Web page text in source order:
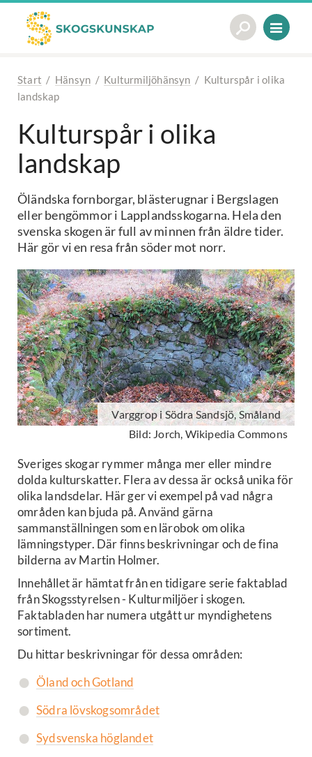
Start / Hänsyn / Kulturmiljöhänsyn / Kulturspår i olika
landskap
Kulturspår i olika
landskap
Öländska fornborgar, blästerugnar i Bergslagen
eller bengömmor i Lapplandsskogarna. Hela den
svenska skogen är full av minnen från äldre tider.
Här gör vi en resa från söder mot norr.
Varggrop i Södra Sandsjö, Småland
Bild: Jorch, Wikipedia Commons
Sveriges skogar rymmer många mer eller mindre
dolda kulturskatter. Flera av dessa är också unika för
olika landsdelar. Här ger vi exempel på vad några
områden kan bjuda på. Använd gärna
sammanställningen som en lärobok om olika
lämningstyper. Där finns beskrivningar och de fina
bilderna av Martin Holmer.
Innehållet är hämtat från en tidigare serie faktablad
från Skogsstyrelsen - Kulturmiljöer i skogen.
Faktabladen har numera utgått ur myndighetens
sortiment.
Du hittar beskrivningar för dessa områden:
Öland och Gotland
Södra lövskogsområdet
Sydsvenska höglandet